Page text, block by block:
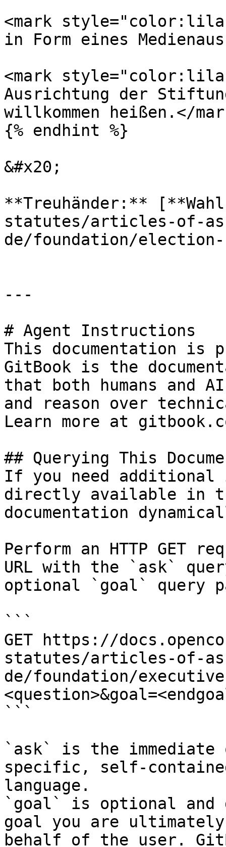
<mark
in Form eines
<mark
Ausrichtung der
willkommen heißen.</
{% endhint %}
&#x20;
**Treuhänder:**
statutes/articles-of-
de/foundation/
---
# Agent Instructions
This documentation is
GitBook is the
that both humans and
and reason over
Learn more at
## Querying This
If you need
directly available in
documentation
Perform an HTTP GET
URL with the `ask`
optional `goal` query
```
GET https://
statutes/articles-of-
de/foundation/
```
`ask` is the
specific, self-
language.
`goal` is optional and
goal you are
behalf of the user.